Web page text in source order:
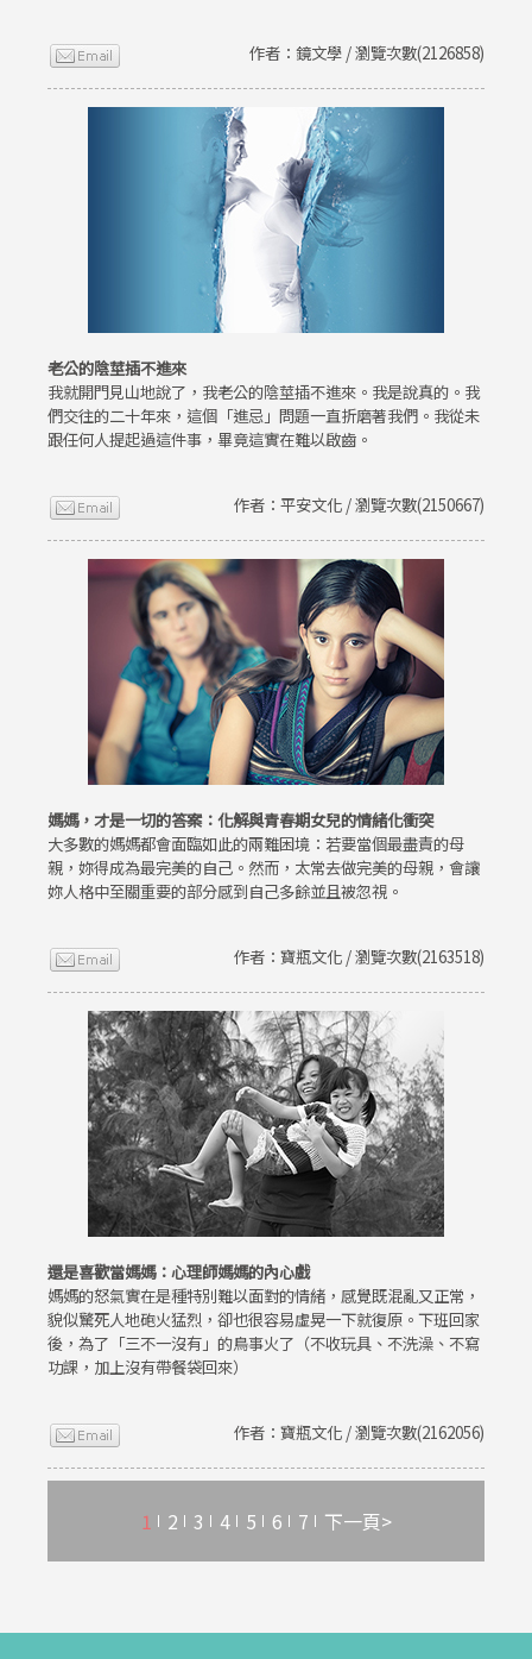
作者：鏡文學 / 瀏覽次數(2126858)
老公的陰莖插不進來
我就開門見山地說了，我老公的陰莖插不進來。我是說真的。我
們交往的二十年來，這個「進忌」問題一直折磨著我們。我從未
跟任何人提起過這件事，畢竟這實在難以啟齒。
作者：平安文化 / 瀏覽次數(2150667)
媽媽，才是一切的答案：化解與青春期女兒的情緒化衝突
大多數的媽媽都會面臨如此的兩難困境：若要當個最盡責的母
親，妳得成為最完美的自己。然而，太常去做完美的母親，會讓
妳人格中至關重要的部分感到自己多餘並且被忽視。
作者：寶瓶文化 / 瀏覽次數(2163518)
還是喜歡當媽媽：心理師媽媽的內心戲
媽媽的怒氣實在是種特別難以面對的情緒，感覺既混亂又正常，
貌似驚死人地砲火猛烈，卻也很容易虛晃一下就復原。下班回家
後，為了「三不一沒有」的鳥事火了（不收玩具、不洗澡、不寫
功課，加上沒有帶餐袋回來）
作者：寶瓶文化 / 瀏覽次數(2162056)
1 2 3 4 5 6 7 下一頁>